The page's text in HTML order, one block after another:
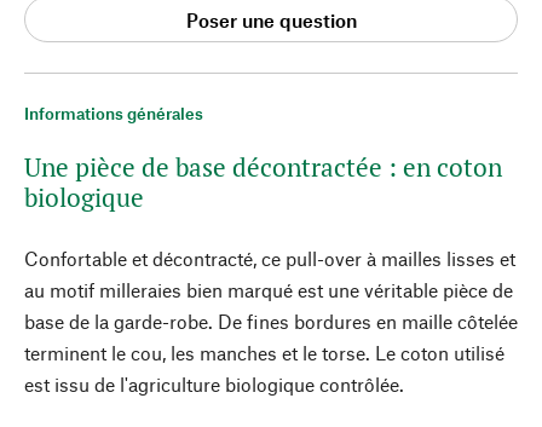
Informations générales
Une pièce de base décontractée : en coton
biologique
Confortable et décontracté, ce pull-over à mailles lisses et
au motif milleraies bien marqué est une véritable pièce de
base de la garde-robe. De fines bordures en maille côtelée
terminent le cou, les manches et le torse. Le coton utilisé
est issu de l'agriculture biologique contrôlée.
Poser une question